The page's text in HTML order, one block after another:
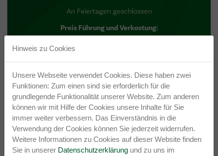
An Feiertagen geschlossen
Preis Führung und Verkostung:
Preis / Kosten: Richtet sich nach Gruppengröße und ist vor
Mindestteilnehmer: keine
Mind. 15 Proben werden verkostet
Mindestalter für Verkostung: 18 Jahre
ROUTENPLANUNG
Hinweis zu Cookies
Unsere Webseite verwendet Cookies. Diese haben zwei
Funktionen: Zum einen sind sie erforderlich für die
grundlegende Funktionalität unserer Website. Zum anderen
können wir mit Hilfe der Cookies unsere Inhalte für Sie
immer weiter verbessern. Das Einverständnis in die
Verwendung der Cookies können Sie jederzeit widerrufen.
Weitere Informationen zu Cookies auf dieser Website finden
Sie in unserer Datenschutzerklärung und zu uns im